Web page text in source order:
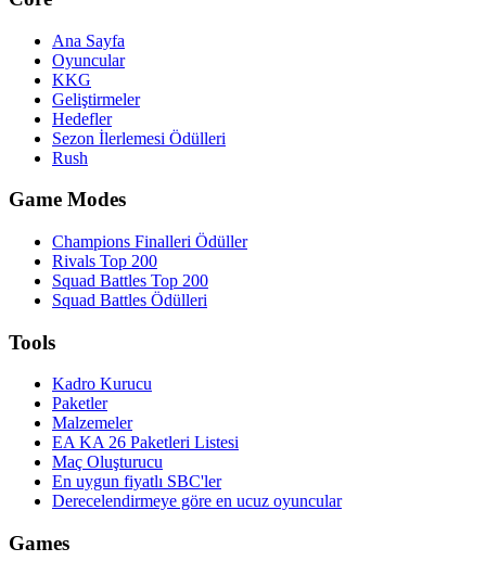
Ana Sayfa
Oyuncular
KKG
Geliştirmeler
Hedefler
Sezon İlerlemesi Ödülleri
Rush
Game Modes
Champions Finalleri Ödüller
Rivals Top 200
Squad Battles Top 200
Squad Battles Ödülleri
Tools
Kadro Kurucu
Paketler
Malzemeler
EA KA 26 Paketleri Listesi
Maç Oluşturucu
En uygun fiyatlı SBC'ler
Derecelendirmeye göre en ucuz oyuncular
Games